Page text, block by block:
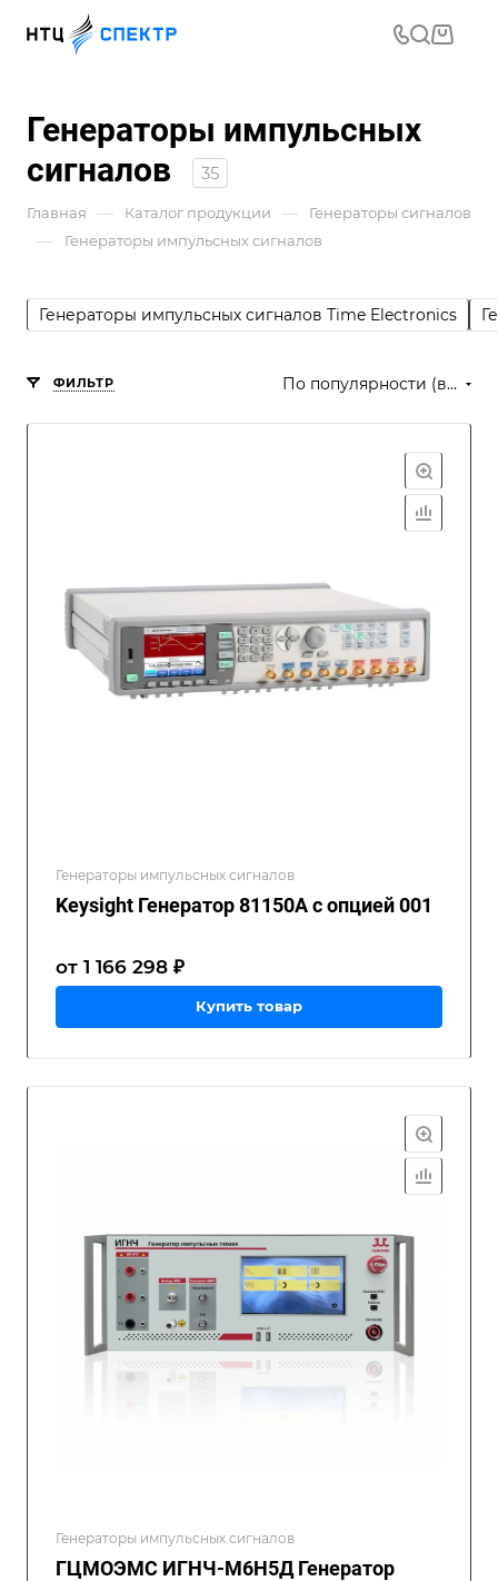
Генераторы импульсных
сигналов
35
Главная — Каталог продукции — Генераторы сигналов
— Генераторы импульсных сигналов
Генераторы импульсных сигналов Time Electronics
ФИЛЬТР По популярности (возрастание)
Генераторы импульсных сигналов
Keysight Генератор 81150A с опцией 001
от 1 166 298 ₽
Купить товар
Генераторы импульсных сигналов
ГЦМОЭМС ИГНЧ-М6Н5Д Генератор